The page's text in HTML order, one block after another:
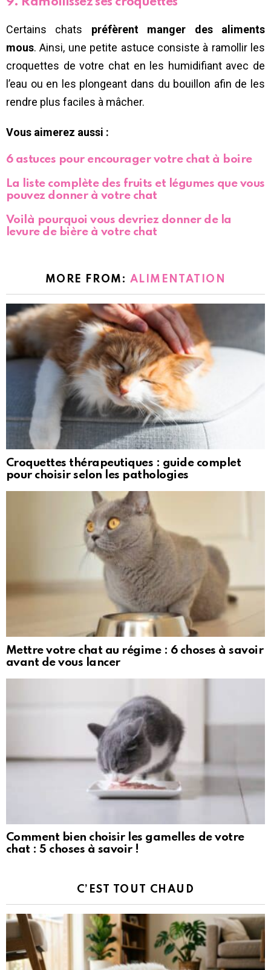
Certains chats préfèrent manger des aliments
mous. Ainsi, une petite astuce consiste à ramollir les
croquettes de votre chat en les humidifiant avec de
l’eau ou en les plongeant dans du bouillon afin de les
rendre plus faciles à mâcher.
Vous aimerez aussi :
6 astuces pour encourager votre chat à boire
La liste complète des fruits et légumes que vous
pouvez donner à votre chat
Voilà pourquoi vous devriez donner de la
levure de bière à votre chat
MORE FROM: ALIMENTATION
Croquettes thérapeutiques : guide complet
pour choisir selon les pathologies
Mettre votre chat au régime : 6 choses à savoir
avant de vous lancer
Comment bien choisir les gamelles de votre
chat : 5 choses à savoir !
C’EST TOUT CHAUD